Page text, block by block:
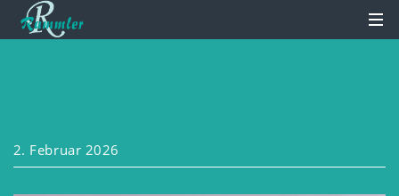
2. Februar 2026